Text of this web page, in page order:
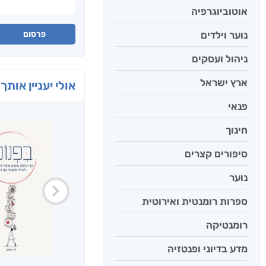
אוטוביוגרפיה
נוער וילדים
ניהול ועסקים
ארץ ישראל
פנאי
חינוך
סיפורים קצרים
נוער
ספרות רומנטית ואירוטית
רומנטיקה
מדע בדיוני ופנטזיה
פרסום
אולי יעניין